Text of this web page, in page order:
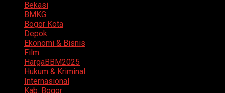
Bekasi
BMKG
Bogor Kota
Depok
Ekonomi & Bisnis
Film
HargaBBM2025
Hukum & Kriminal
Internasional
Kab. Bogor